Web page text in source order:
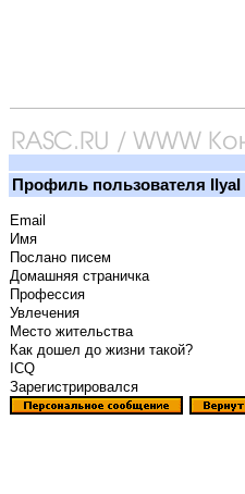
Профиль пользователя IlyaI
Email
Имя
Послано писем
Домашняя страничка
Профессия
Увлечения
Место жительства
Как дошел до жизни такой?
ICQ
Зарегистрировался